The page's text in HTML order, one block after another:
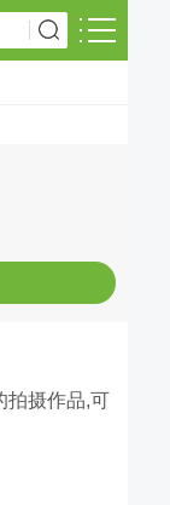
拍摄作品,可